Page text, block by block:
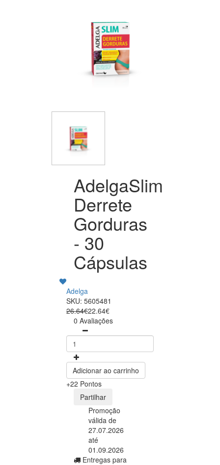
AdelgaSlim
Derrete
Gorduras
- 30
Cápsulas
Adelga
SKU: 5605481
26.64€22.64€
0 Avaliações
Adicionar ao carrinho
+22 Pontos
Partilhar
Promoção
válida de
27.07.2026
até
01.09.2026
Entregas para